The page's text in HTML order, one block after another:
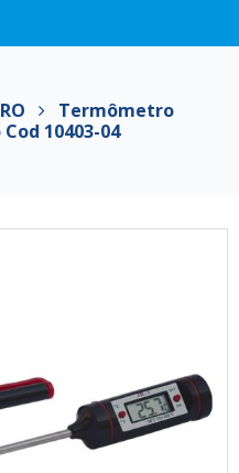
Termômetro
10403-04